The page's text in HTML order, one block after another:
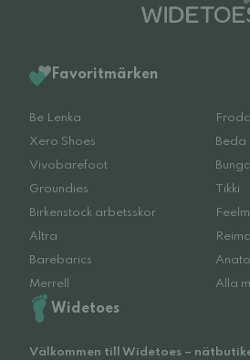
Favoritmärken
Be Lenka
Xero Shoes
Beda
Vivobarefoot
Groundies
Tikki
Birkenstock arbetsskor
Altra
Reima
Barebarics
Merrell
Alla
Widetoes
Välkommen till Widetoes –